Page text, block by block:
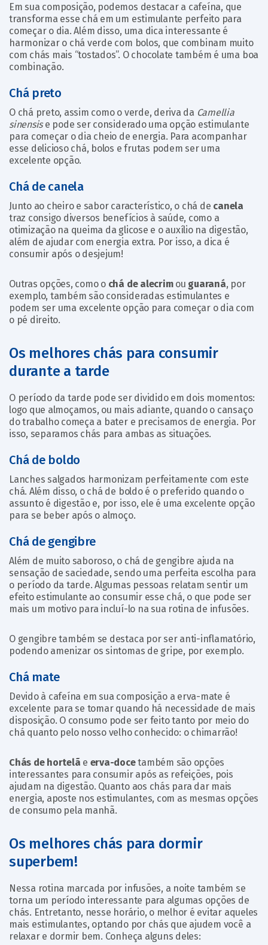
Em sua composição, podemos destacar a cafeína, que
transforma esse chá em um estimulante perfeito para
começar o dia. Além disso, uma dica interessante é
harmonizar o chá verde com bolos, que combinam muito
com chás mais “tostados”. O chocolate também é uma boa
combinação.
Chá preto
O chá preto, assim como o verde, deriva da Camellia
sinensise pode ser considerado uma opção estimulante
para começar o dia cheio de energia. Para acompanhar
esse delicioso chá, bolos e frutas podem ser uma
excelente opção.
Chá de canela
Junto ao cheiro e sabor característico, o chá de canela
traz consigo diversos benefícios à saúde, como a
otimização na queima da glicose e o auxílio na digestão,
além de ajudar com energia extra. Por isso, a dica é
consumir após o desjejum!
Outras opções, como o chá de alecrimou guaraná, por
exemplo, também são consideradas estimulantes e
podem ser uma excelente opção para começar o dia com
o pé direito.
Os melhores chás para consumir
durante a tarde
O período da tarde pode ser dividido em dois momentos:
logo que almoçamos, ou mais adiante, quando o cansaço
do trabalho começa a bater e precisamos de energia. Por
isso, separamos chás para ambas as situações.
Chá de boldo
Lanches salgados harmonizam perfeitamente com este
chá. Além disso, o chá de boldo é o preferido quando o
assunto é digestão e, por isso, ele é uma excelente opção
para se beber após o almoço.
Chá de gengibre
Além de muito saboroso, o chá de gengibre ajuda na
sensação de saciedade, sendo uma perfeita escolha para
o período da tarde. Algumas pessoas relatam sentir um
efeito estimulante ao consumir esse chá, o que pode ser
mais um motivo para incluí-lo na sua rotina de infusões.
O gengibre também se destaca por ser anti-inflamatório,
podendo amenizar os sintomas de gripe, por exemplo.
Chá mate
Devido à cafeína em sua composição a erva-mate é
excelente para se tomar quando há necessidade de mais
disposição. O consumo pode ser feito tanto por meio do
chá quanto pelo nosso velho conhecido: o chimarrão!
Chás de hortelã e erva-docetambém são opções
interessantes para consumir após as refeições, pois
ajudam na digestão. Quanto aos chás para dar mais
energia, aposte nos estimulantes, com as mesmas opções
de consumo pela manhã.
Os melhores chás para dormir
superbem!
Nessa rotina marcada por infusões, a noite também se
torna um período interessante para algumas opções de
chás. Entretanto, nesse horário, o melhor é evitar aqueles
mais estimulantes, optando por chás que ajudem você a
relaxar e dormir bem. Conheça alguns deles: